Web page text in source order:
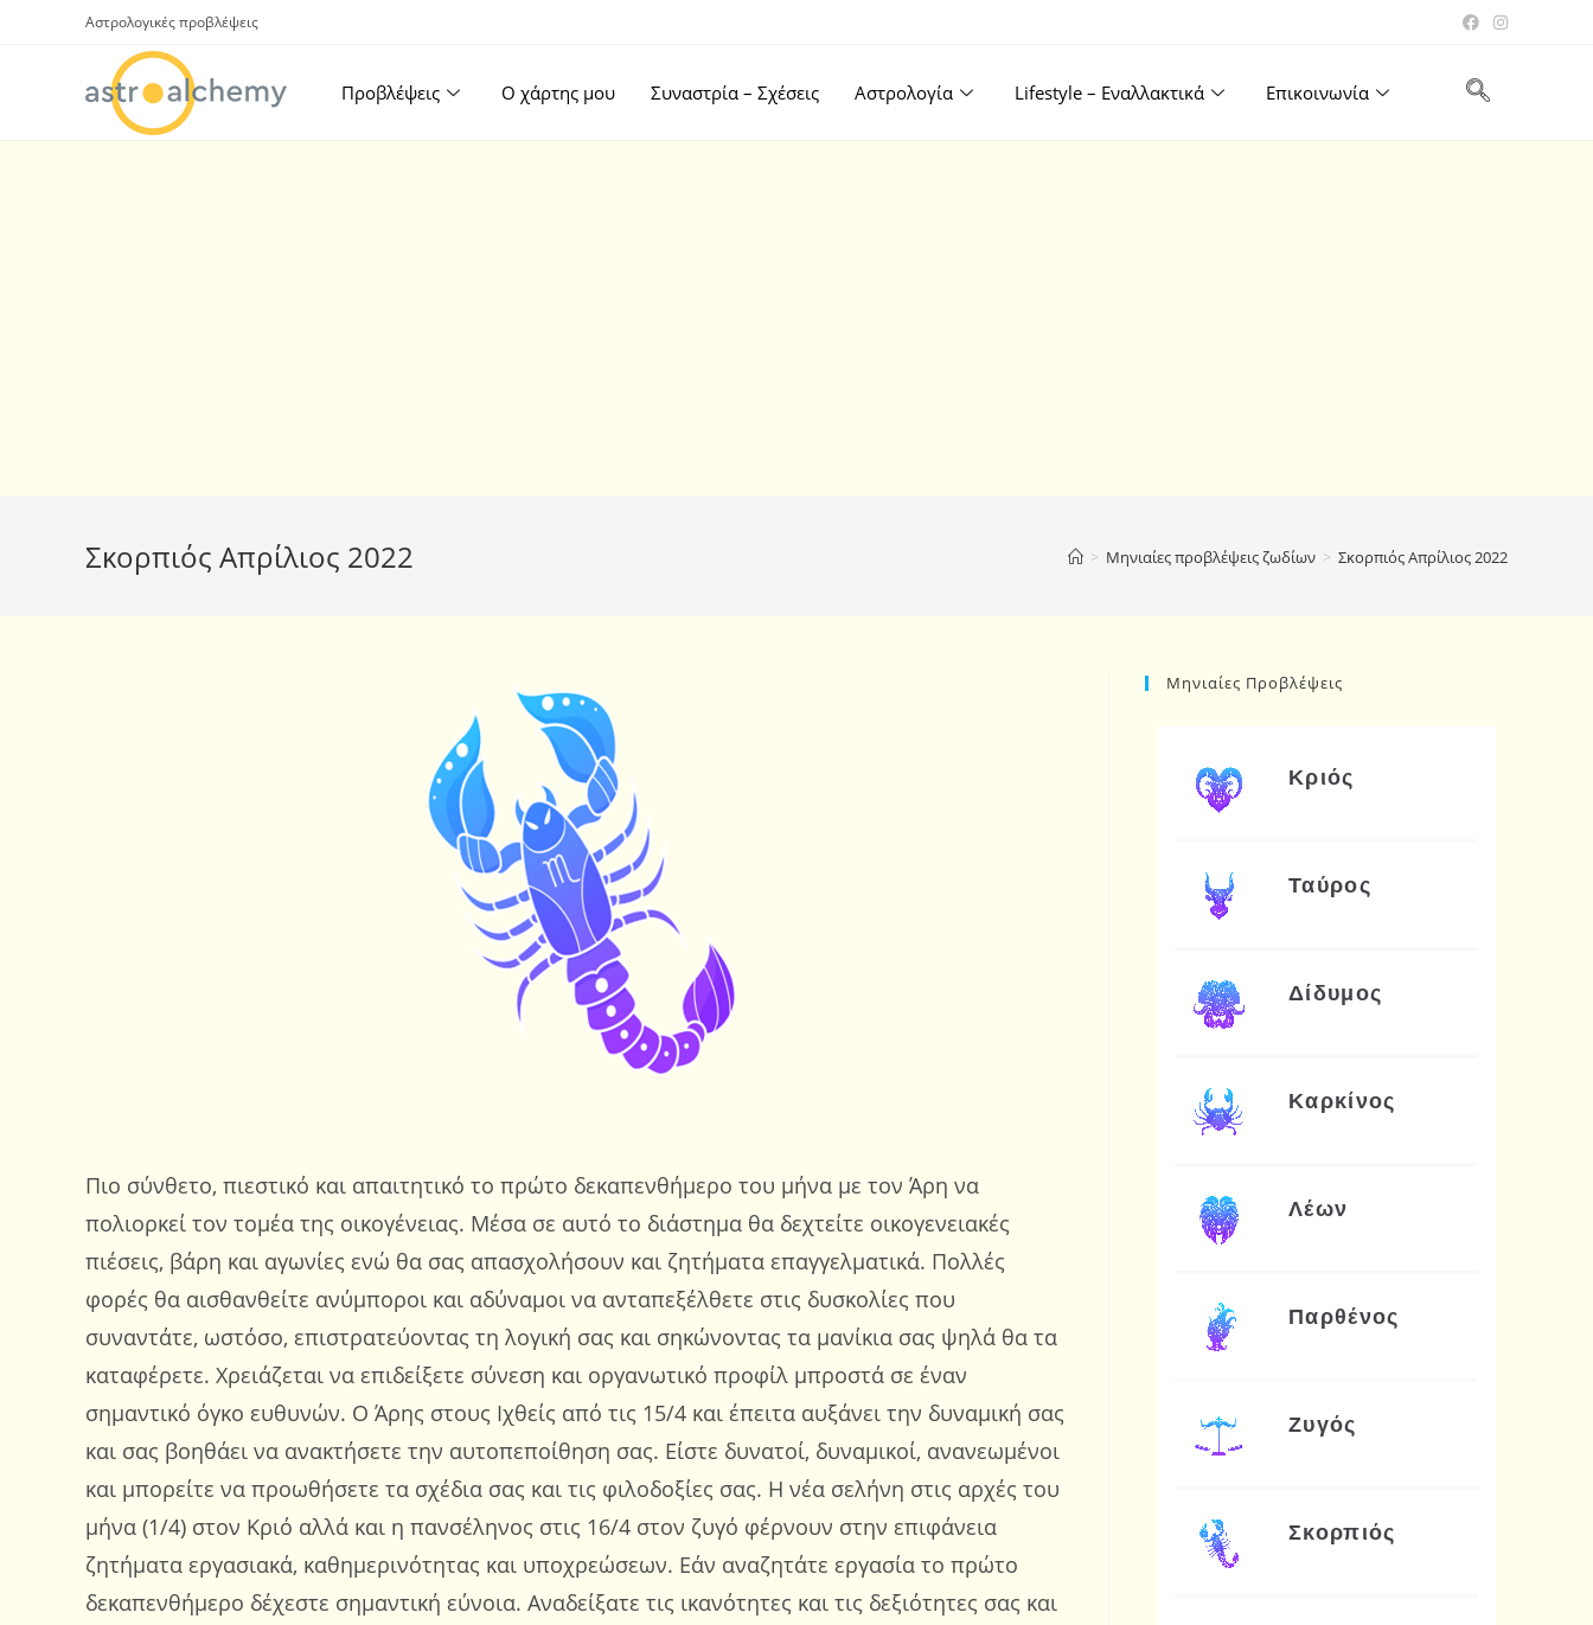
Αστρολογικές προβλέψεις
Προβλέψεις Ο χάρτης μου Συναστρία – Σχέσεις Αστρολογία Lifestyle – Εναλλακτικά Επικοινωνία
Σκορπιός Απρίλιος 2022 > Μηνιαίες προβλέψεις ζωδίων > Σκορπιός Απρίλιος 2022
Πιο σύνθετο, πιεστικό και απαιτητικό το πρώτο δεκαπενθήμερο του μήνα με τον Άρη να
πολιορκεί τον τομέα της οικογένειας. Μέσα σε αυτό το διάστημα θα δεχτείτε οικογενειακές
πιέσεις, βάρη και αγωνίες ενώ θα σας απασχολήσουν και ζητήματα επαγγελματικά. Πολλές
φορές θα αισθανθείτε ανύμποροι και αδύναμοι να ανταπεξέλθετε στις δυσκολίες που
συναντάτε, ωστόσο, επιστρατεύοντας τη λογική σας και σηκώνοντας τα μανίκια σας ψηλά θα τα
καταφέρετε. Χρειάζεται να επιδείξετε σύνεση και οργανωτικό προφίλ μπροστά σε έναν
σημαντικό όγκο ευθυνών. Ο Άρης στους Ιχθείς από τις 15/4 και έπειτα αυξάνει την δυναμική σας
και σας βοηθάει να ανακτήσετε την αυτοπεποίθηση σας. Είστε δυνατοί, δυναμικοί, ανανεωμένοι
και μπορείτε να προωθήσετε τα σχέδια σας και τις φιλοδοξίες σας. Η νέα σελήνη στις αρχές του
μήνα (1/4) στον Κριό αλλά και η πανσέληνος στις 16/4 στον ζυγό φέρνουν στην επιφάνεια
ζητήματα εργασιακά, καθημερινότητας και υποχρεώσεων. Εάν αναζητάτε εργασία το πρώτο
δεκαπενθήμερο δέχεστε σημαντική εύνοια. Αναδείξατε τις ικανότητες και τις δεξιότητες σας και
Μηνιαίες Προβλέψεις
Κριός
Ταύρος
Δίδυμος
Καρκίνος
Λέων
Παρθένος
Ζυγός
Σκορπιός